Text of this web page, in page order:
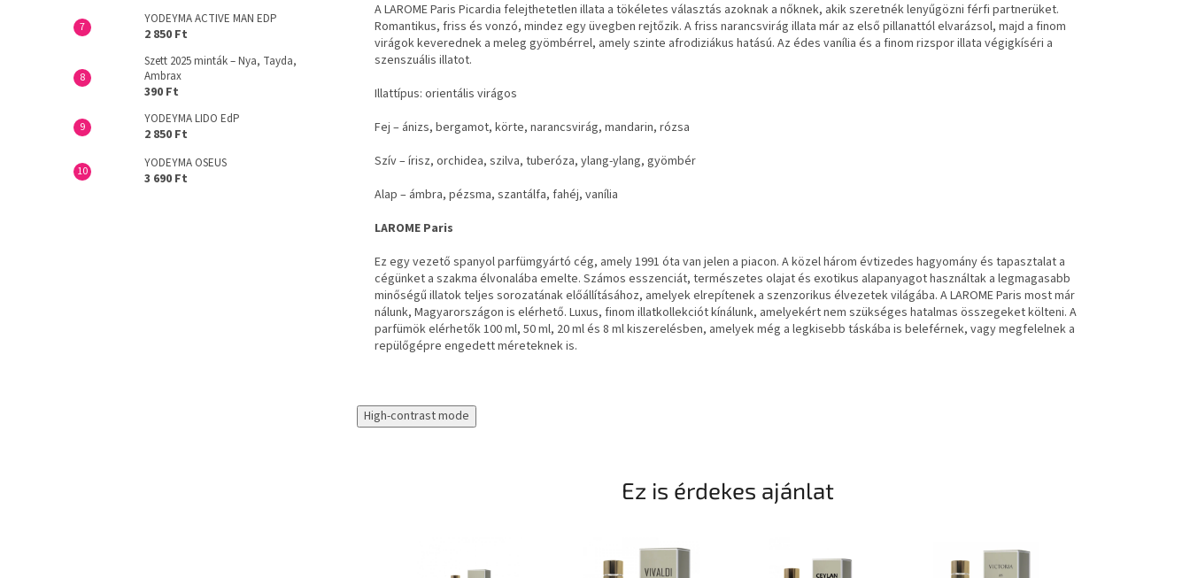
YODEYMA ACTIVE MAN EDP
2 850 Ft
Szett 2025 minták – Nya, Tayda,
Ambrax
390 Ft
YODEYMA LIDO EdP
2 850 Ft
YODEYMA OSEUS
3 690 Ft
A LAROME Paris Picardia felejthetetlen illata a tökéletes választás azoknak a nőknek, akik szeretnék lenyűgözni férfi partnerüket.
Romantikus, friss és vonzó, mindez egy üvegben rejtőzik. A friss narancsvirág illata már az első pillanattól elvarázsol, majd a finom
virágok keverednek a meleg gyömbérrel, amely szinte afrodiziákus hatású. Az édes vanília és a finom rizspor illata végigkíséri a
szenszuális illatot.
Illattípus: orientális virágos
Fej – ánizs, bergamot, körte, narancsvirág, mandarin, rózsa
Szív – írisz, orchidea, szilva, tuberóza, ylang-ylang, gyömbér
Alap – ámbra, pézsma, szantálfa, fahéj, vanília
LAROME Paris
Ez egy vezető spanyol parfümgyártó cég, amely 1991 óta van jelen a piacon. A közel három évtizedes hagyomány és tapasztalat a
cégünket a szakma élvonalába emelte. Számos esszenciát, természetes olajat és exotikus alapanyagot használtak a legmagasabb
minőségű illatok teljes sorozatának előállításához, amelyek elrepítenek a szenzorikus élvezetek világába. A LAROME Paris most már
nálunk, Magyarországon is elérhető. Luxus, finom illatkollekciót kínálunk, amelyekért nem szükséges hatalmas összegeket költeni. A
parfümök elérhetők 100 ml, 50 ml, 20 ml és 8 ml kiszerelésben, amelyek még a legkisebb táskába is beleférnek, vagy megfelelnek a
repülőgépre engedett méreteknek is.
High-contrast mode
Ez is érdekes ajánlat